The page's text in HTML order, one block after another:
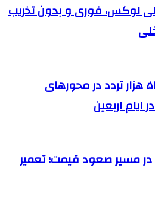
لوکس، فوری و بدون تخریب
ثبت ۲ میلیون و ۵۱۷ هزار تردد در محورهای
اربعین
در مسیر صعود قیمت؛ تعمیر